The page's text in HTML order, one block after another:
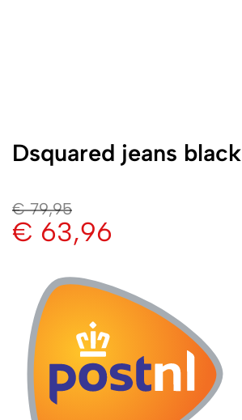
Dsquared jeans black
€79,95
€ 63,96